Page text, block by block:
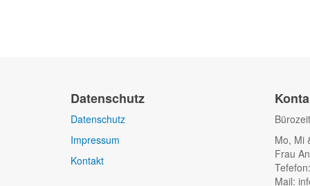
Datenschutz
Datenschutz
Impressum
Kontakt
Mo, Mi
Frau
Mail: